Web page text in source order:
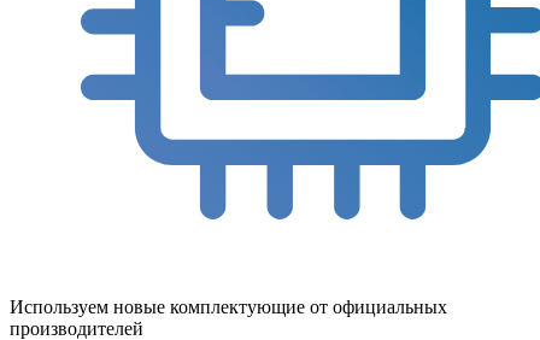
Используем новые комплектующие от официальных
производителей